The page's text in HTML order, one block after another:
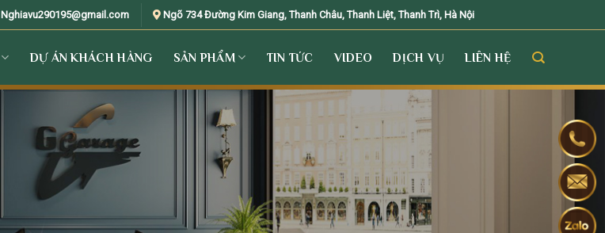
Nghiavu290195@gmail.com Ngõ 734 Đường Kim Giang, Thanh Châu, Thanh Liệt, Thanh Trì, Hà Nội
DỰ ÁN KHÁCH HÀNG SẢN PHẨM TIN TỨC VIDEO DỊCH VỤ LIÊN HỆ